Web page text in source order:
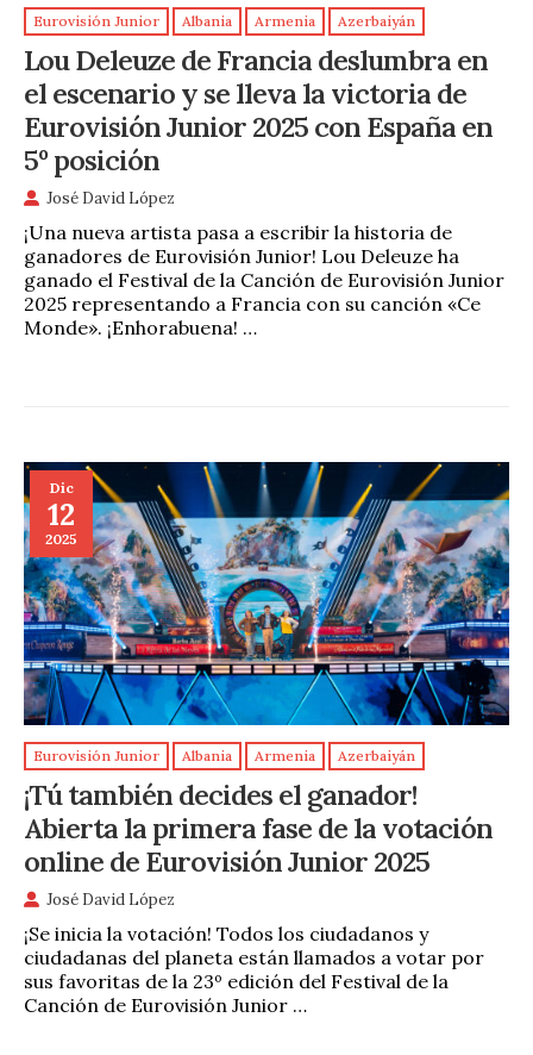
Eurovisión Junior Albania Armenia Azerbaiyán
Lou Deleuze de Francia deslumbra en
el escenario y se lleva la victoria de
Eurovisión Junior 2025 con España en
5º posición
José David López
¡Una nueva artista pasa a escribir la historia de
ganadores de Eurovisión Junior! Lou Deleuze ha
ganado el Festival de la Canción de Eurovisión Junior
2025 representando a Francia con su canción «Ce
Monde». ¡Enhorabuena! …
Dic
12
2025
Eurovisión Junior Albania Armenia Azerbaiyán
¡Tú también decides el ganador!
Abierta la primera fase de la votación
online de Eurovisión Junior 2025
José David López
¡Se inicia la votación! Todos los ciudadanos y
ciudadanas del planeta están llamados a votar por
sus favoritas de la 23º edición del Festival de la
Canción de Eurovisión Junior …